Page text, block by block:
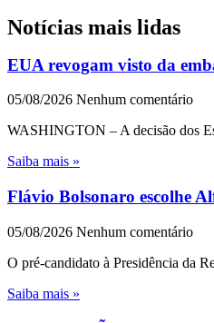
Notícias mais lidas
EUA revogam visto da
05/08/2026 Nenhum comentário
WASHINGTON – A decisão dos
Saiba mais »
Flávio Bolsonaro escolhe
05/08/2026 Nenhum comentário
O pré-candidato à Presidência da
Saiba mais »